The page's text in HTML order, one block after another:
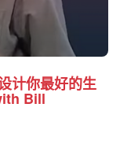
计你最好的生
Bill